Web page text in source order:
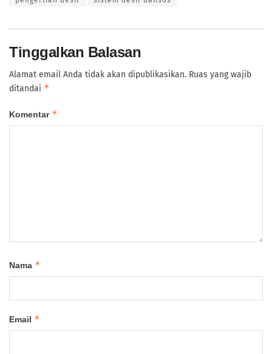
Tinggalkan Balasan
Alamat email Anda tidak akan dipublikasikan. Ruas yang wajib
ditandai *
Komentar *
Nama *
Email *